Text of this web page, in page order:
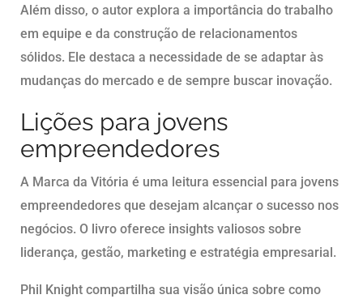
Além disso, o autor explora a importância do trabalho
em equipe e da construção de relacionamentos
sólidos. Ele destaca a necessidade de se adaptar às
mudanças do mercado e de sempre buscar inovação.
Lições para jovens
empreendedores
A Marca da Vitória é uma leitura essencial para jovens
empreendedores que desejam alcançar o sucesso nos
negócios. O livro oferece insights valiosos sobre
liderança, gestão, marketing e estratégia empresarial.
Phil Knight compartilha sua visão única sobre como